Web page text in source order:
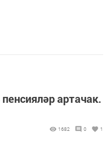
артачак.
1682 0 1